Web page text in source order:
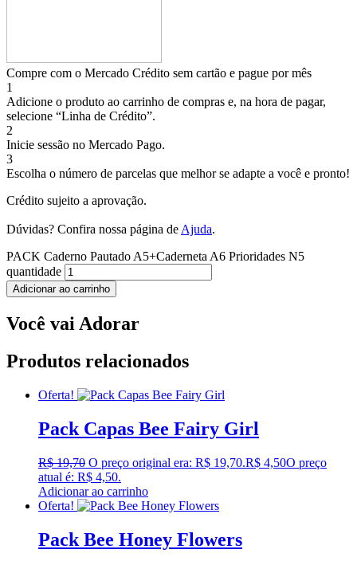
Compre com o Mercado Crédito sem cartão e pague por mês
1
Adicione o produto ao carrinho de compras e, na hora de pagar,
selecione “Linha de Crédito”.
2
Inicie sessão no Mercado Pago.
3
Escolha o número de parcelas que melhor se adapte a você e pronto!
Crédito sujeito a aprovação.
Dúvidas? Confira nossa página de Ajuda.
PACK Caderno Pautado A5+Caderneta A6 Prioridades N5
quantidade
Adicionar ao carrinho
Você vai Adorar
Produtos relacionados
Oferta!
Pack Capas Bee Fairy Girl
R$19,70 O preço original era: R$ 19,70.R$ 4,50O preço
atual é: R$ 4,50.
Adicionar ao carrinho
Oferta!
Pack Bee Honey Flowers